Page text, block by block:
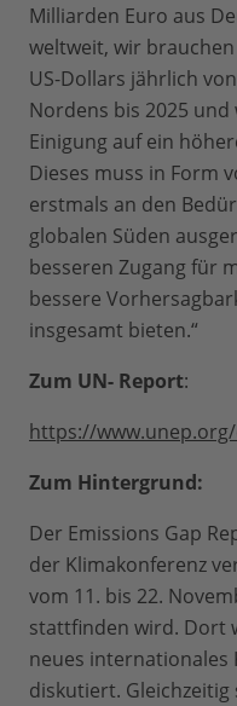
Milliarden Euro aus
weltweit, wir
US-Dollars jährlich
Nordens bis 2025
Einigung auf ein
Dieses muss in Form
erstmals an den
globalen Süden
besseren Zugang für
bessere
insgesamt bieten.“
Zum UN- Report:
https://
Zum Hintergrund:
Der Emissions Gap
der Klimakonferenz
vom 11. bis 22.
stattfinden wird. Dort
neues internationales
diskutiert.